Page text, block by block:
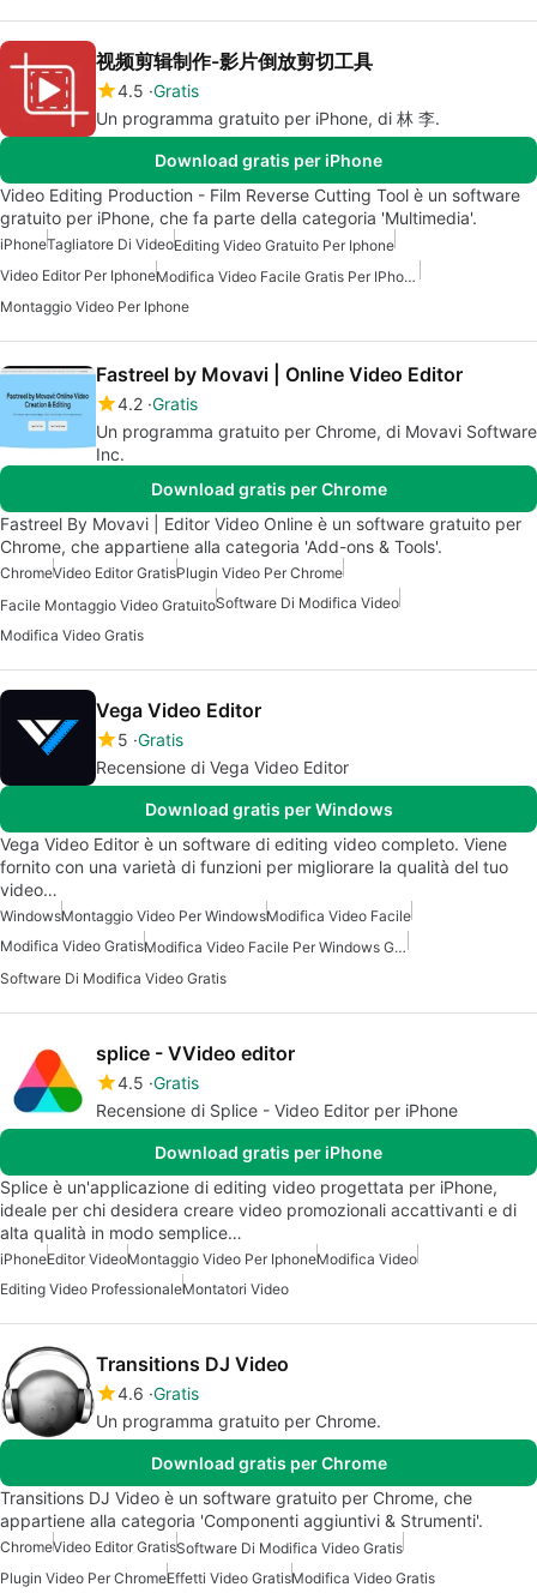
视频剪辑制作-影片倒放剪切工具
4.5 Gratis
Un programma gratuito per iPhone, di 林 李.
Download gratis per iPhone
Video Editing Production - Film Reverse Cutting Tool è un software
gratuito per iPhone, che fa parte della categoria 'Multimedia'.
iPhoneTagliatore Di VideoEditing Video Gratuito Per Iphone
Video Editor Per Iphone
Modifica Video Facile Gratis Per IPhone
Montaggio Video Per Iphone
Fastreel by Movavi | Online Video Editor
4.2 Gratis
Un programma gratuito per Chrome, di Movavi Software
Inc.
Download gratis per Chrome
Fastreel By Movavi | Editor Video Online è un software gratuito per
Chrome, che appartiene alla categoria 'Add-ons & Tools'.
ChromeVideo Editor GratisPlugin Video Per Chrome
Facile Montaggio Video GratuitoSoftware Di Modifica Video
Modifica Video Gratis
Vega Video Editor
5 Gratis
Recensione di Vega Video Editor
Download gratis per Windows
Vega Video Editor è un software di editing video completo. Viene
fornito con una varietà di funzioni per migliorare la qualità del tuo
video…
WindowsMontaggio Video Per WindowsModifica Video Facile
Modifica Video Gratis
Modifica Video Facile Per Windows Gratuita
Software Di Modifica Video Gratis
splice - VVideo editor
4.5 Gratis
Recensione di Splice - Video Editor per iPhone
Download gratis per iPhone
Splice è un'applicazione di editing video progettata per iPhone,
ideale per chi desidera creare video promozionali accattivanti e di
alta qualità in modo semplice…
iPhoneEditor VideoMontaggio Video Per IphoneModifica Video
Editing Video ProfessionaleMontatori Video
Transitions DJ Video
4.6 Gratis
Un programma gratuito per Chrome.
Download gratis per Chrome
Transitions DJ Video è un software gratuito per Chrome, che
appartiene alla categoria 'Componenti aggiuntivi & Strumenti'.
ChromeVideo Editor GratisSoftware Di Modifica Video Gratis
Plugin Video Per ChromeEffetti Video GratisModifica Video Gratis